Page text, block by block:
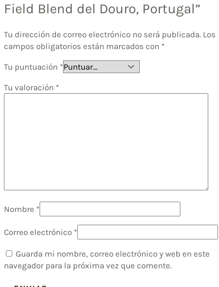
Field Blend del Douro, Portugal”
Tu dirección de correo electrónico no será publicada. Los
campos obligatorios están marcados con *
Tu puntuación *
Tu valoración *
Nombre *
Correo electrónico *
Guarda mi nombre, correo electrónico y web en este
navegador para la próxima vez que comente.